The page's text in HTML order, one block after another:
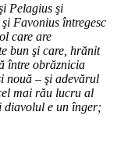
Pelagius şi
Favonius întregesc
care are
bun şi care, hrănit
între obrăznicia
nouă – şi adevărul
mai rău lucru al
diavolul e un înger;